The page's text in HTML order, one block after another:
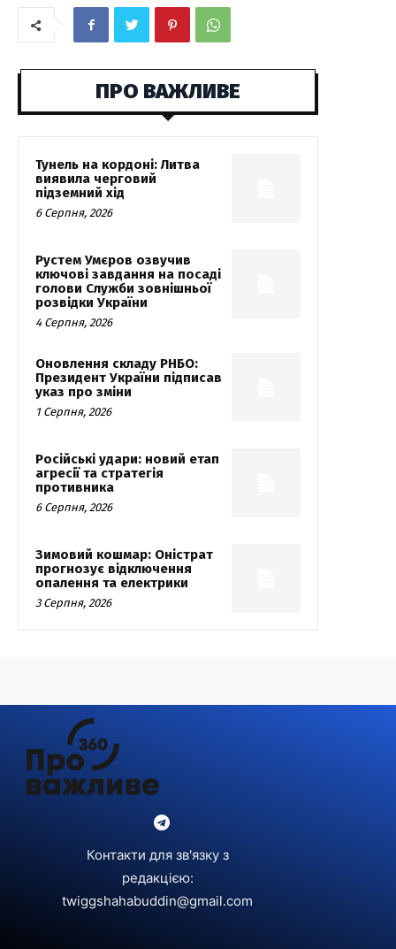
ПРО ВАЖЛИВЕ
Тунель на кордоні: Литва
виявила черговий
підземний хід
6 Серпня, 2026
Рустем Умєров озвучив
ключові завдання на посаді
голови Служби зовнішньої
розвідки України
4 Серпня, 2026
Оновлення складу РНБО:
Президент України підписав
указ про зміни
1 Серпня, 2026
Російські удари: новий етап
агресії та стратегія
противника
6 Серпня, 2026
Зимовий кошмар: Оністрат
прогнозує відключення
опалення та електрики
3 Серпня, 2026
Контакти для зв'язку з
редакцією:
twiggshahabuddin@gmail.com